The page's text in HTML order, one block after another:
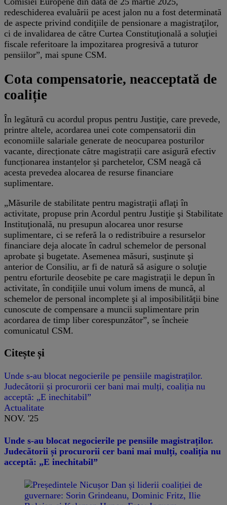
redeschiderea evaluării pe acest jalon nu a fost determinată
de aspecte privind condiţiile de pensionare a magistraţilor,
ci de invalidarea de către Curtea Constituţională a soluţiei
fiscale referitoare la impozitarea progresivă a tuturor
pensiilor”, mai spune CSM.
Cota compensatorie, neacceptată de
coaliție
În legătură cu acordul propus pentru Justiţie, care prevede,
printre altele, acordarea unei cote compensatorii din
economiile salariale generate de neocuparea posturilor
vacante, direcționate către magistrații care asigură efectiv
funcționarea instanțelor și parchetelor, CSM neagă că
acesta prevedea alocarea de resurse financiare
suplimentare.
„Măsurile de stabilitate pentru magistraţii aflaţi în
activitate, propuse prin Acordul pentru Justiţie şi Stabilitate
Instituţională, nu presupun alocarea unor resurse
suplimentare, ci se referă la o redistribuire a resurselor
financiare deja alocate în cadrul schemelor de personal
aprobate şi bugetate. Asemenea măsuri, susţinute şi
anterior de Consiliu, ar fi de natură să asigure o soluţie
pentru eforturile deosebite pe care magistraţii le depun în
activitate, în condiţiile unui volum imens de muncă, al
schemelor de personal incomplete şi al imposibilităţii bine
cunoscute de compensare a muncii suplimentare prin
acordarea de timp liber corespunzător”, se încheie
comunicatul CSM.
Citește și
Unde s-au blocat negocierile pe pensiile magistraților.
Judecătorii și procurorii cer bani mai mulți, coaliția nu
acceptă: „E inechitabil”
Actualitate
NOV. '25
Unde s-au blocat negocierile pe pensiile magistraților.
Judecătorii și procurorii cer bani mai mulți, coaliția nu
acceptă: „E inechitabil”